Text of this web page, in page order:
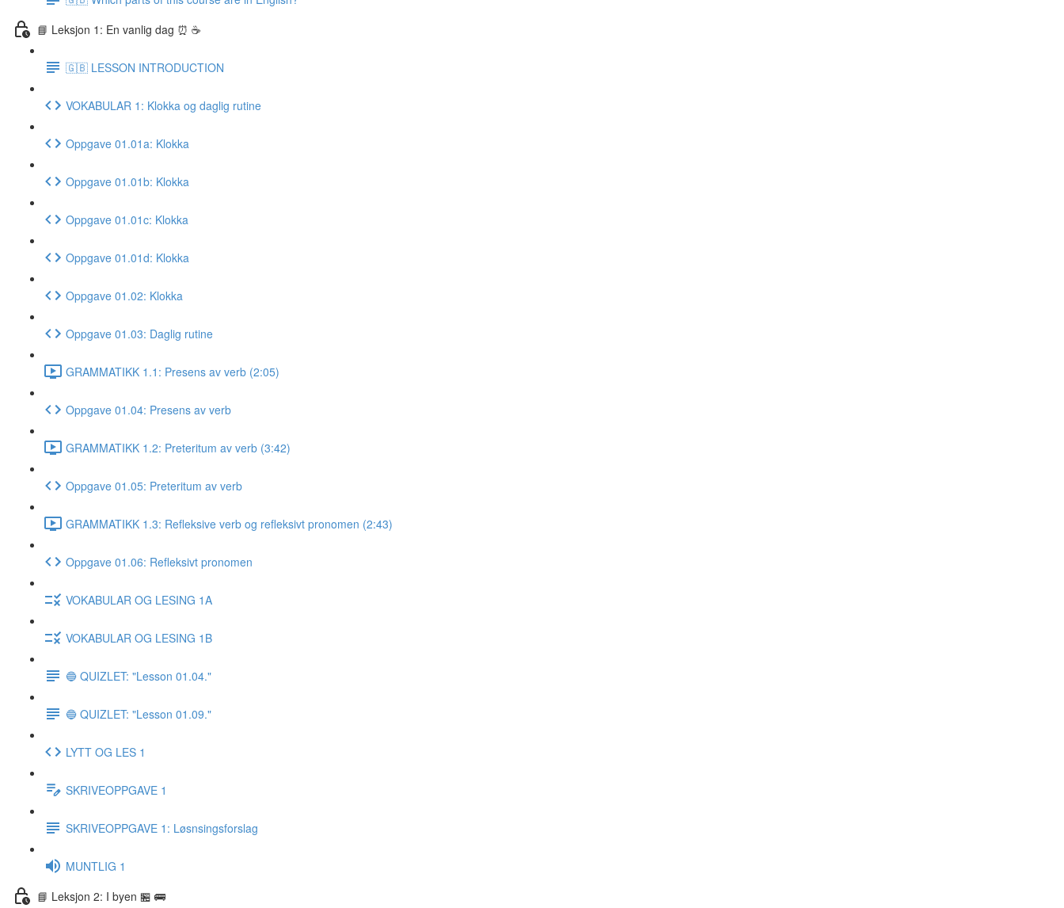
📘 Leksjon 1: En vanlig dag ⏰ ☕️
🇬🇧 LESSON INTRODUCTION
VOKABULAR 1: Klokka og daglig rutine
Oppgave 01.01a: Klokka
Oppgave 01.01b: Klokka
Oppgave 01.01c: Klokka
Oppgave 01.01d: Klokka
Oppgave 01.02: Klokka
Oppgave 01.03: Daglig rutine
GRAMMATIKK 1.1: Presens av verb (2:05)
Oppgave 01.04: Presens av verb
GRAMMATIKK 1.2: Preteritum av verb (3:42)
Oppgave 01.05: Preteritum av verb
GRAMMATIKK 1.3: Refleksive verb og refleksivt pronomen (2:43)
Oppgave 01.06: Refleksivt pronomen
VOKABULAR OG LESING 1A
VOKABULAR OG LESING 1B
🔵 QUIZLET: "Lesson 01.04."
🔵 QUIZLET: "Lesson 01.09."
LYTT OG LES 1
SKRIVEOPPGAVE 1
SKRIVEOPPGAVE 1: Løsnsingsforslag
MUNTLIG 1
📘 Leksjon 2: I byen 🏪 🚌